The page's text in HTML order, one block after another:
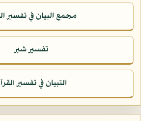
مجمع البيان في تفسير
تفسير شبر
التبيان في تفسير